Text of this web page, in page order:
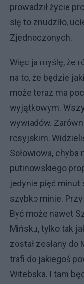
prowadził życie
się to znudziło,
Zjednoczonych.
Więc ja myślę, że
na to, że będzie
może teraz ma
wyjątkowym.
wywiadów.
rosyjskim.
Sołowiowa,
putinowskiego
jedynie pięć minut
szybko minie.
Być może nawet
Mińsku, tylko tak
został zesłany do
trafi do jakiegoś
Witebska. I tam